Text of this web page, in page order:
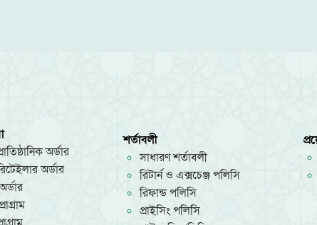
অর্ডার
অর্ডার
শর্তাবলী
সাধারণ শর্তাবলী
রিটার্ন ও এক্সচেঞ্জ পলিসি
রিফান্ড পলিসি
প্রাইসিং পলিসি